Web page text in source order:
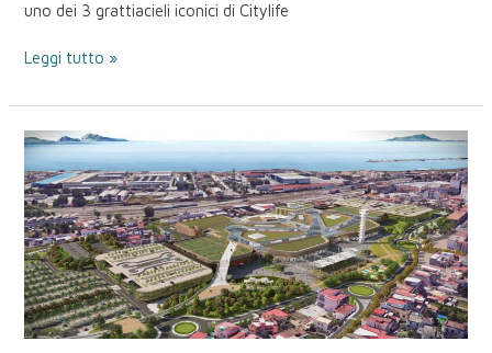
uno dei 3 grattiacieli iconici di Citylife
Leggi tutto »
Maximall
Pompeii